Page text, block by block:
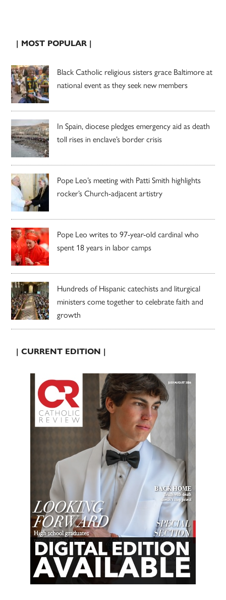
| MOST POPULAR |
Black Catholic religious sisters grace Baltimore at
national event as they seek new members
In Spain, diocese pledges emergency aid as death
toll rises in enclave’s border crisis
Pope Leo’s meeting with Patti Smith highlights
rocker’s Church-adjacent artistry
Pope Leo writes to 97-year-old cardinal who
spent 18 years in labor camps
Hundreds of Hispanic catechists and liturgical
ministers come together to celebrate faith and
growth
| CURRENT EDITION |